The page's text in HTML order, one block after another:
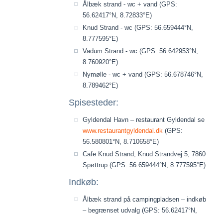
Ålbæk strand - wc + vand (GPS:
56.62417°N, 8.72833°E)
Knud Strand - wc (GPS: 56.659444°N,
8.777595°E)
Vadum Strand - wc (GPS: 56.642953°N,
8.760920°E)
Nymølle - wc + vand (GPS: 56.678746°N,
8.789462°E)
Spisesteder:
Gyldendal Havn – restaurant Gyldendal se
www.restaurantgyldendal.dk (GPS:
56.580801°N, 8.710658°E)
Cafe Knud Strand, Knud Strandvej 5, 7860
Spøttrup (GPS: 56.659444°N, 8.777595°E)
Indkøb:
Ålbæk strand på campingpladsen – indkøb
– begrænset udvalg (GPS: 56.62417°N,